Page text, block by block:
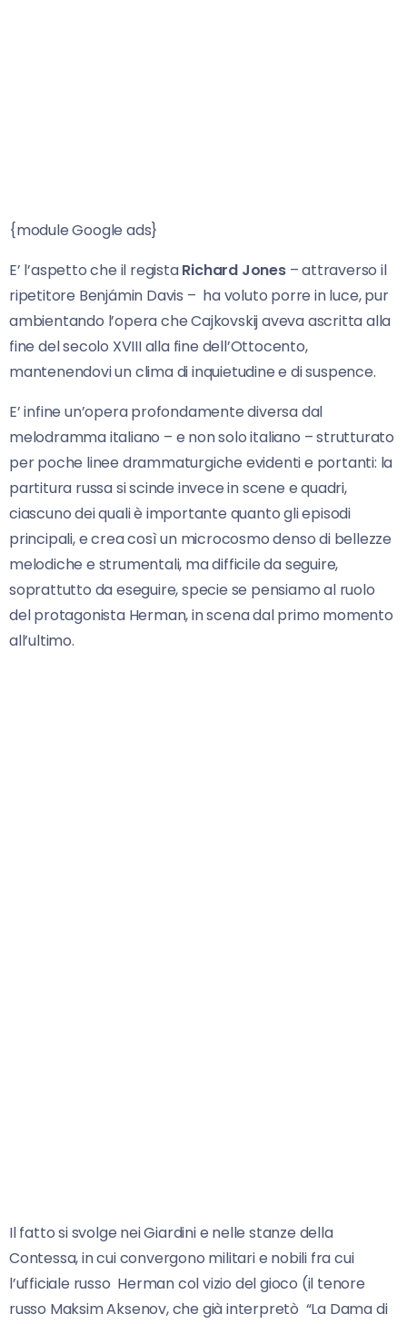
{module Google ads}
E’ l’aspetto che il registaRichard Jones– attraverso il
ripetitore Benjámin Davis – ha voluto porre in luce, pur
ambientando l’opera che Cajkovskij aveva ascritta alla
fine del secolo XVIII alla fine dell’Ottocento,
mantenendovi un clima di inquietudine e di suspence.
E’ infine un’opera profondamente diversa dal
melodramma italiano – e non solo italiano – strutturato
per poche linee drammaturgiche evidenti e portanti: la
partitura russa si scinde invece in scene e quadri,
ciascuno dei quali è importante quanto gli episodi
principali, e crea così un microcosmo denso di bellezze
melodiche e strumentali, ma difficile da seguire,
soprattutto da eseguire, specie se pensiamo al ruolo
del protagonista Herman, in scena dal primo momento
all’ultimo.
Il fatto si svolge nei Giardini e nelle stanze della
Contessa, in cui convergono militari e nobili fra cui
l’ufficiale russo Herman col vizio del gioco (il tenore
russo Maksim Aksenov, che già interpretò “La Dama di